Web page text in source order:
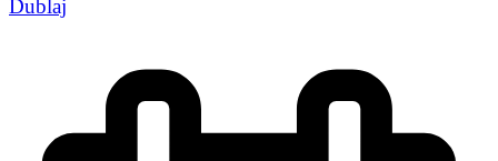
Dublaj